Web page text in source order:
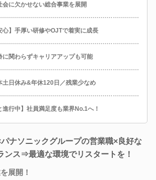
会に欠かせない総合事業を展開
心】手厚い研修やOJTで着実に成長
に関わらずキャリアアップも可能
土日休み&年休120日／残業少なめ
進行中】社員満足度も業界No.1へ！
ナソニックグループの営業職×良好な
ンス⇒最適な環境でリスタートを！
展開！